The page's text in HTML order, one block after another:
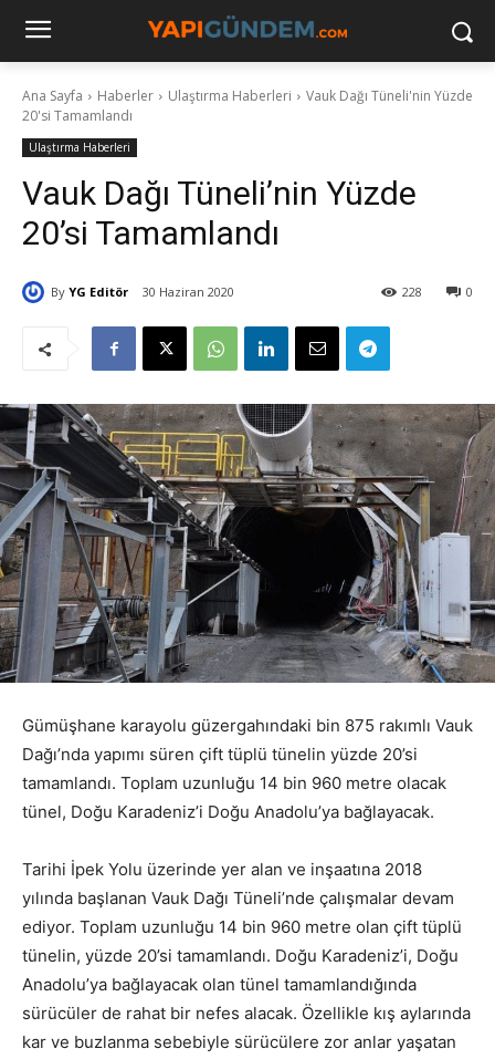
Ana Sayfa Haberler Ulaştırma Haberleri
Vauk Dağı Tüneli'nin Yüzde
20'si Tamamlandı
Ulaştırma Haberleri
Vauk Dağı Tüneli’nin Yüzde
20’si Tamamlandı
By YG Editör 30 Haziran 2020 0
228
Gümüşhane karayolu güzergahındaki bin 875 rakımlı Vauk
Dağı’nda yapımı süren çift tüplü tünelin yüzde 20’si
tamamlandı. Toplam uzunluğu 14 bin 960 metre olacak
tünel, Doğu Karadeniz’i Doğu Anadolu’ya bağlayacak.
Tarihi İpek Yolu üzerinde yer alan ve inşaatına 2018
yılında başlanan Vauk Dağı Tüneli’nde çalışmalar devam
ediyor. Toplam uzunluğu 14 bin 960 metre olan çift tüplü
tünelin, yüzde 20’si tamamlandı. Doğu Karadeniz’i, Doğu
Anadolu’ya bağlayacak olan tünel tamamlandığında
sürücüler de rahat bir nefes alacak. Özellikle kış aylarında
kar ve buzlanma sebebiyle sürücülere zor anlar yaşatan